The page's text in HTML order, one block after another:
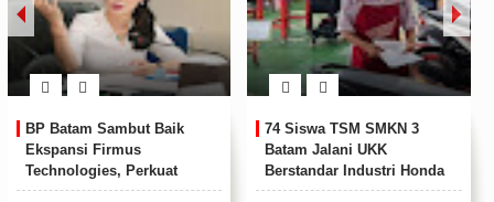
BP Batam Sambut Baik
Ekspansi Firmus
Technologies, Perkuat
Posisi Batam sebagai Hub
74 Siswa TSM SMKN 3
Batam Jalani UKK
Berstandar Industri Honda